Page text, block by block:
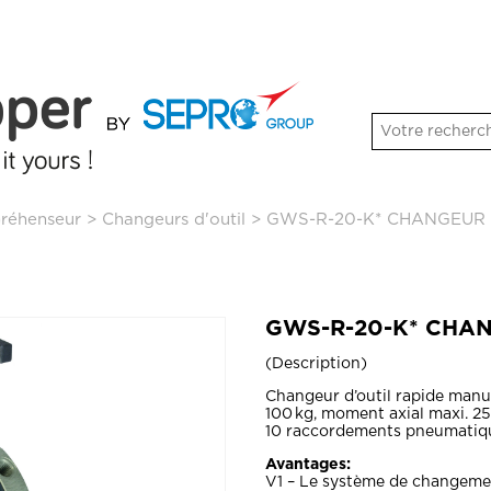
> Changeurs d'outil > GWS-R-20-K* CHANGEUR
GWS-R-20-K*
Description
Changeur d’outil rapide
100 kg, moment axial maxi.
10 raccordements
Avantages:
V1 – Le système de